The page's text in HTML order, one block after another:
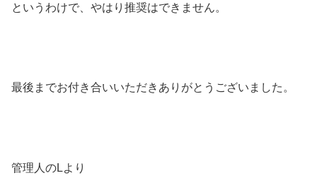
というわけで、やはり推奨はできません。
最後までお付き合いいただきありがとうございました。
管理人のLより